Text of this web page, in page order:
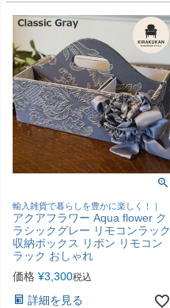
輸入雑貨で暮らしを豊かに楽しく！｜
アクアフラワー Aqua flower ク
ラシックグレー リモコンラック
収納ボックス リボン リモコン
ラック おしゃれ
価格 ¥3,300税込
詳細を見る